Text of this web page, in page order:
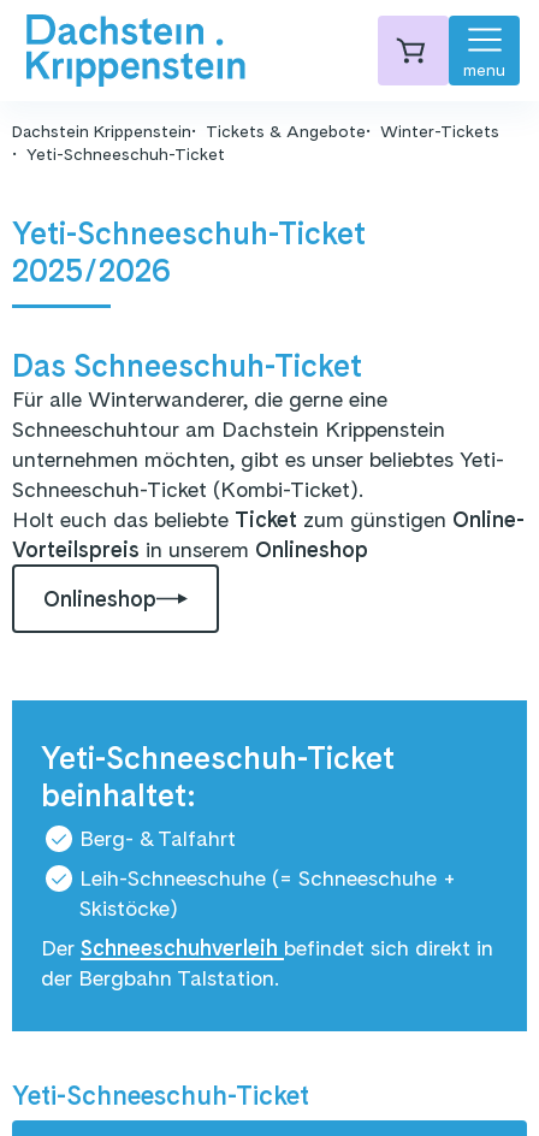
menu
Dachstein Krippenstein Tickets & Angebote
Winter-Tickets
Yeti-Schneeschuh-Ticket
Yeti-Schneeschuh-Ticket
2025/2026
Das Schneeschuh-Ticket
Für alle Winterwanderer, die gerne eine
Schneeschuhtour am Dachstein Krippenstein
unternehmen möchten, gibt es unser beliebtes Yeti-
Schneeschuh-Ticket (Kombi-Ticket).
Holt euch das beliebte Ticket zum günstigen Online-
Vorteilspreis in unserem Onlineshop
Onlineshop
Yeti-Schneeschuh-Ticket
beinhaltet:
Berg- & Talfahrt
Leih-Schneeschuhe (= Schneeschuhe +
Skistöcke)
Der Schneeschuhverleih befindet sich direkt in
der Bergbahn Talstation.
Yeti-Schneeschuh-Ticket